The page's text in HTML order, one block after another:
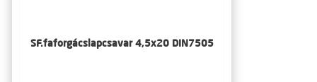
SF.faforgácslapcsavar 4,5x20 DIN7505